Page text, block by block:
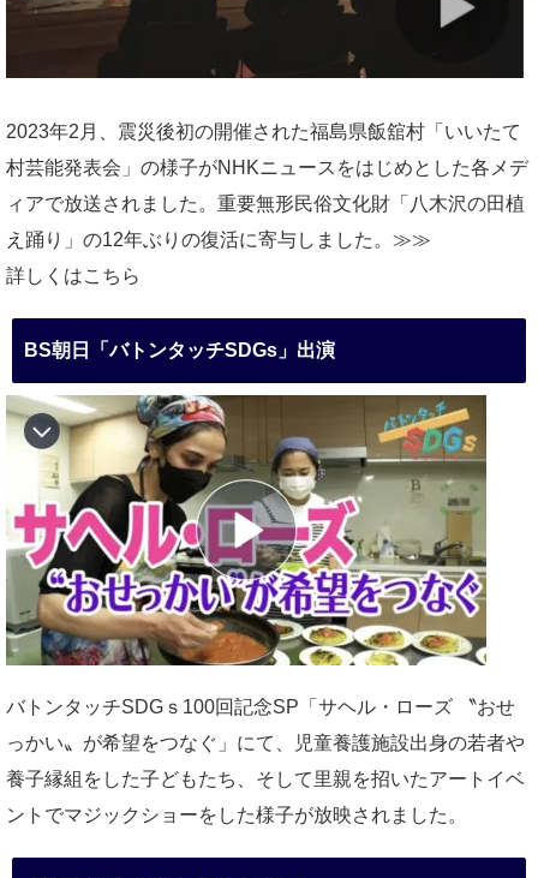
2023年2月、震災後初の開催された福島県飯舘村「いいたて
村芸能発表会」の様子がNHKニュースをはじめとした各メデ
ィアで放送されました。重要無形民俗文化財「八木沢の田植
え踊り」の12年ぶりの復活に寄与しました。≫≫
詳しくはこちら
BS朝日「バトンタッチSDGs」出演
バトンタッチSDGｓ100回記念SP「サヘル・ローズ 〝おせ
っかい〟が希望をつなぐ」にて、児童養護施設出身の若者や
養子縁組をした子どもたち、そして里親を招いたアートイベ
ントでマジックショーをした様子が放映されました。